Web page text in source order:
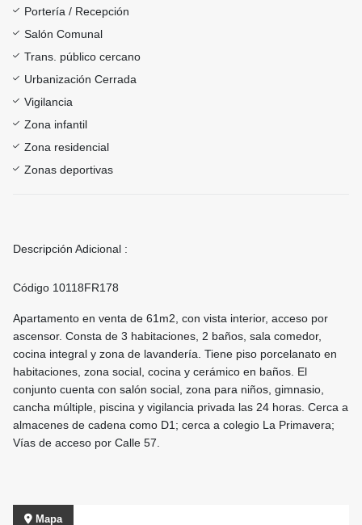
Portería / Recepción
Salón Comunal
Trans. público cercano
Urbanización Cerrada
Vigilancia
Zona infantil
Zona residencial
Zonas deportivas
Descripción Adicional :
Código 10118FR178
Apartamento en venta de 61m2, con vista interior, acceso por
ascensor. Consta de 3 habitaciones, 2 baños, sala comedor,
cocina integral y zona de lavandería. Tiene piso porcelanato en
habitaciones, zona social, cocina y cerámico en baños. El
conjunto cuenta con salón social, zona para niños, gimnasio,
cancha múltiple, piscina y vigilancia privada las 24 horas. Cerca a
almacenes de cadena como D1; cerca a colegio La Primavera;
Vías de acceso por Calle 57.
Mapa